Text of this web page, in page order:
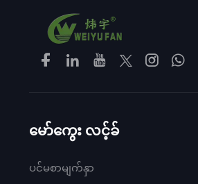
မော်ကွေး လင့်ခ်
ပင်မစာမျက်နှာ